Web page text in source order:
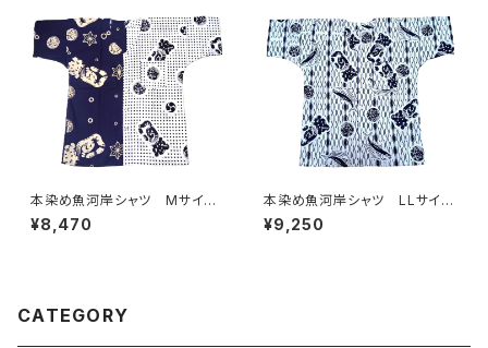
いちシャツ 焼津 浜通り 港
町
津 浜通り 港町 祭り
本染め魚河岸シャツ Mサイ
ズ 認定証付き 木綿晒 日本
製 涼麻柄×伝統豆絞り柄 紺
津 浜通り 港町
¥8,470
本染め魚河岸シャツ LLサイ
ズ 認定証付き 木綿晒 立涌
カツヲ×伝統魚河岸柄 白×
¥9,250
CATEGORY